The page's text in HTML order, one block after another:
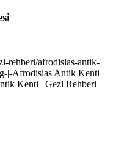
rehberi/afrodisias-antik-
|-Afrodisias Antik Kenti
Kenti | Gezi Rehberi